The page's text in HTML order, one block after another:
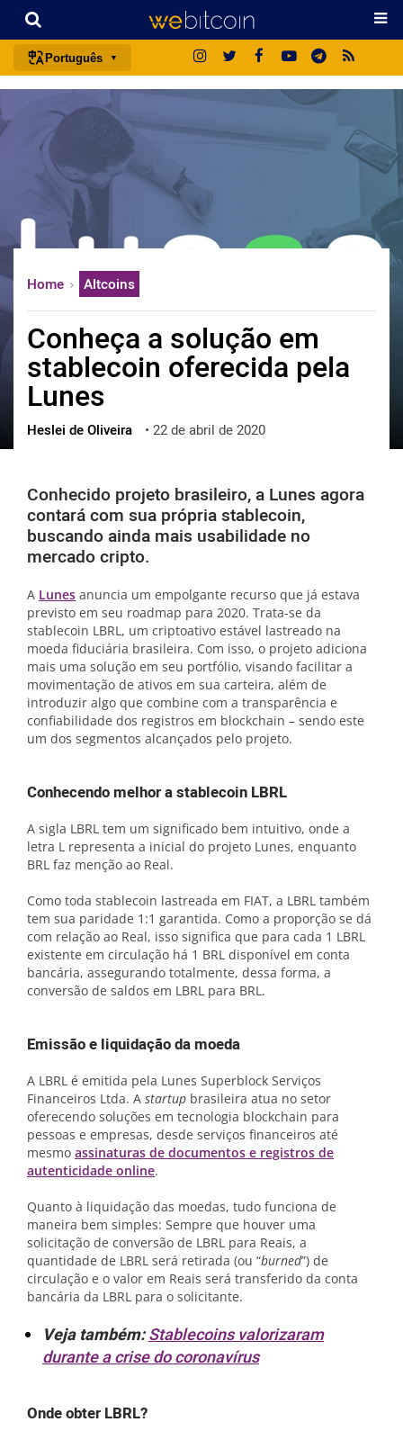
Português
english
français
italiano
deutsch
中文
한국어
العربية
ไทย
ქართული
vietnamese
Home Altcoins
Conheça a solução em
stablecoin oferecida pela
Lunes
Heslei de Oliveira • 22 de abril de 2020
Conhecido projeto brasileiro, a Lunes agora
contará com sua própria stablecoin,
buscando ainda mais usabilidade no
mercado cripto.
A Lunes anuncia um empolgante recurso que já estava
previsto em seu roadmap para 2020. Trata-se da
stablecoin LBRL, um criptoativo estável lastreado na
moeda fiduciária brasileira. Com isso, o projeto adiciona
mais uma solução em seu portfólio, visando facilitar a
movimentação de ativos em sua carteira, além de
introduzir algo que combine com a transparência e
confiabilidade dos registros em blockchain – sendo este
um dos segmentos alcançados pelo projeto.
Conhecendo melhor a stablecoin LBRL
A sigla LBRL tem um significado bem intuitivo, onde a
letra L representa a inicial do projeto Lunes, enquanto
BRL faz menção ao Real.
Como toda stablecoin lastreada em FIAT, a LBRL também
tem sua paridade 1:1 garantida. Como a proporção se dá
com relação ao Real, isso significa que para cada 1 LBRL
existente em circulação há 1 BRL disponível em conta
bancária, assegurando totalmente, dessa forma, a
conversão de saldos em LBRL para BRL.
Emissão e liquidação da moeda
A LBRL é emitida pela Lunes Superblock Serviços
Financeiros Ltda. A startup brasileira atua no setor
oferecendo soluções em tecnologia blockchain para
pessoas e empresas, desde serviços financeiros até
mesmo assinaturas de documentos e registros de
autenticidade online.
Quanto à liquidação das moedas, tudo funciona de
maneira bem simples: Sempre que houver uma
solicitação de conversão de LBRL para Reais, a
quantidade de LBRL será retirada (ou “burned”) de
circulação e o valor em Reais será transferido da conta
bancária da LBRL para o solicitante.
Veja também:Stablecoins valorizaram
durante a crise do coronavírus
Onde obter LBRL?